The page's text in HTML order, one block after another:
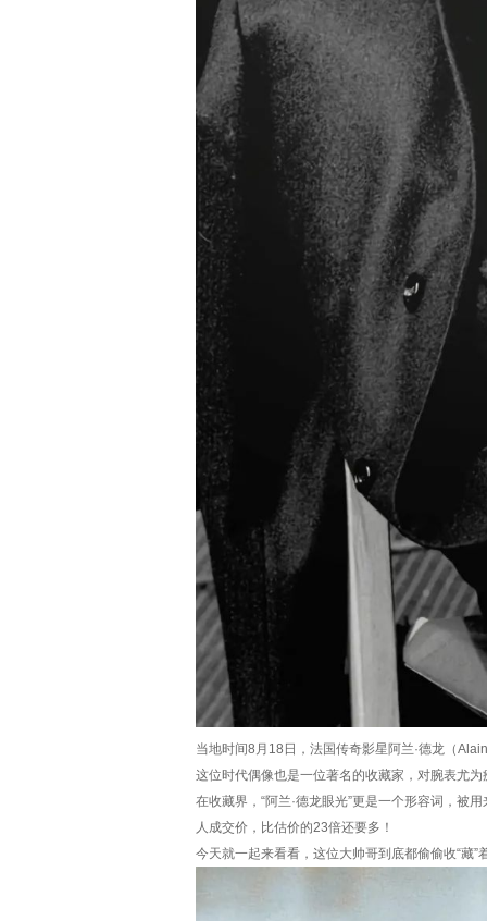
当地时间8月18日，法国传奇影星阿兰·德龙（
这位时代偶像也是一位著名的收藏家，对腕表尤为
在收藏界，“阿兰·德龙眼光”更是一个形容词，被
人成交价，比估价的23倍还要多！
今天就一起来看看，这位大帅哥到底都偷偷收“藏”